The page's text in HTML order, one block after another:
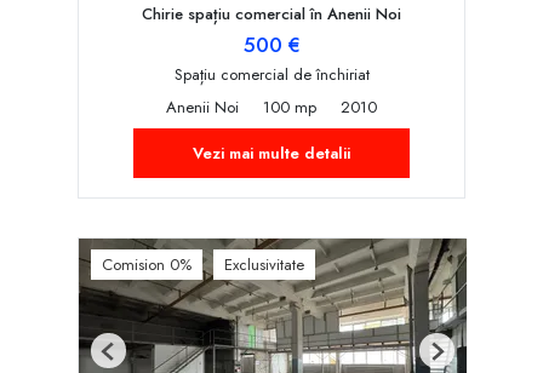
Chirie spațiu comercial în Anenii Noi
500 €
Spațiu comercial de închiriat
Anenii Noi
100 mp
2010
Vezi mai multe detalii
Comision 0% Exclusivitate
Previous Next